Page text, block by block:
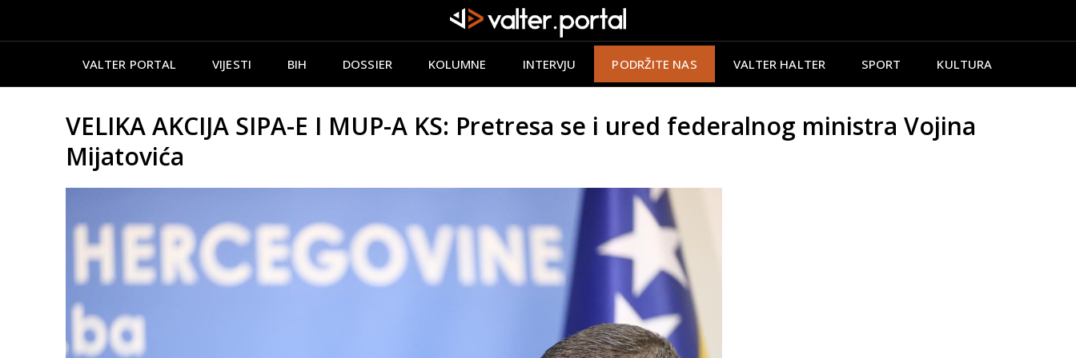
VALTER PORTAL VIJESTI BIH DOSSIER KOLUMNE INTERVJU PODRŽITE NAS VALTER HALTER SPORT KULTURA
VELIKA AKCIJA SIPA-E I MUP-A KS: Pretresa se i ured federalnog ministra Vojina
Mijatovića